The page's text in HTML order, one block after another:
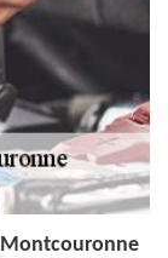
Montcouronne